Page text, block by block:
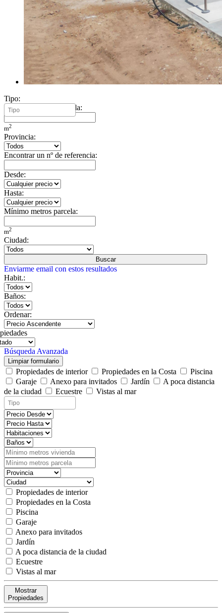
Tipo:
Mínimo metros vivienda:
m2
Provincia:
Encontrar un nº de referencia:
Desde:
Hasta:
Mínimo metros parcela:
m2
Ciudad:
Buscar
Enviarme email con estos resultados
Habit.:
Baños:
Ordenar:
Búsqueda Avanzada
Limpiar formulario
Propiedades de interior Propiedades en la Costa
Piscina
Garaje
Anexo para invitados Jardín
A poca distancia
de la ciudad
Ecuestre Vistas al mar
Propiedades de interior
Propiedades en la Costa
Piscina
Garaje
Anexo para invitados
Jardín
A poca distancia de la ciudad
Ecuestre
Vistas al mar
Mostrar
Propiedades